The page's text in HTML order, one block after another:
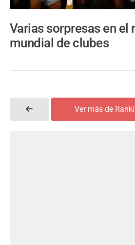
Varias sorpresas en el
mundial de clubes
Ver más de